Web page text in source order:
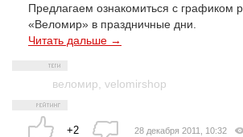
Предлагаем ознакомиться с графиком
«Веломир» в праздничные дни.
Читать дальше →
веломир velomirshop
+2 28 декабря 2011, 10:32